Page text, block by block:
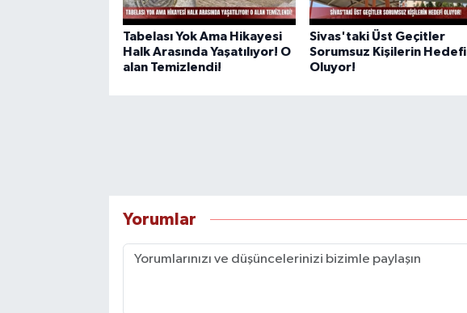
Tabelası Yok Ama Hikayesi
Halk Arasında Yaşatılıyor! O
alan Temizlendi!
Sivas'taki Üst Geçitler
Sorumsuz Kişilerin Hedefi
Oluyor!
Yorumlar